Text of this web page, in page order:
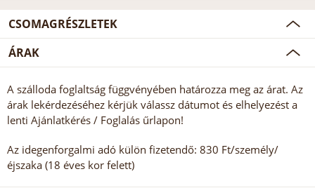
CSOMAGRÉSZLETEK
ÁRAK
A szálloda foglaltság függvényében határozza meg az árat. Az
árak lekérdezéséhez kérjük válassz dátumot és elhelyezést a
lenti Ajánlatkérés / Foglalás űrlapon!
Az idegenforgalmi adó külön fizetendő: 830 Ft/személy/
éjszaka (18 éves kor felett)